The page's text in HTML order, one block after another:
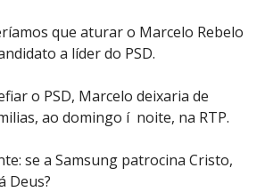
que aturar o Marcelo Rebelo
a líder do PSD.
o PSD, Marcelo deixaria de
ao domingo í noite, na RTP.
se a Samsung patrocina Cristo,
Deus?